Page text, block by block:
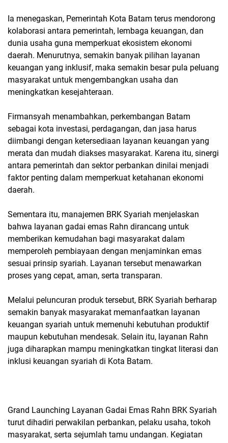
Ia menegaskan, Pemerintah Kota Batam terus mendorong
kolaborasi antara pemerintah, lembaga keuangan, dan
dunia usaha guna memperkuat ekosistem ekonomi
daerah. Menurutnya, semakin banyak pilihan layanan
keuangan yang inklusif, maka semakin besar pula peluang
masyarakat untuk mengembangkan usaha dan
meningkatkan kesejahteraan.
Firmansyah menambahkan, perkembangan Batam
sebagai kota investasi, perdagangan, dan jasa harus
diimbangi dengan ketersediaan layanan keuangan yang
merata dan mudah diakses masyarakat. Karena itu, sinergi
antara pemerintah dan sektor perbankan dinilai menjadi
faktor penting dalam memperkuat ketahanan ekonomi
daerah.
Sementara itu, manajemen BRK Syariah menjelaskan
bahwa layanan gadai emas Rahn dirancang untuk
memberikan kemudahan bagi masyarakat dalam
memperoleh pembiayaan dengan menjaminkan emas
sesuai prinsip syariah. Layanan tersebut menawarkan
proses yang cepat, aman, serta transparan.
Melalui peluncuran produk tersebut, BRK Syariah berharap
semakin banyak masyarakat memanfaatkan layanan
keuangan syariah untuk memenuhi kebutuhan produktif
maupun kebutuhan mendesak. Selain itu, layanan Rahn
juga diharapkan mampu meningkatkan tingkat literasi dan
inklusi keuangan syariah di Kota Batam.
Grand Launching Layanan Gadai Emas Rahn BRK Syariah
turut dihadiri perwakilan perbankan, pelaku usaha, tokoh
masyarakat, serta sejumlah tamu undangan. Kegiatan